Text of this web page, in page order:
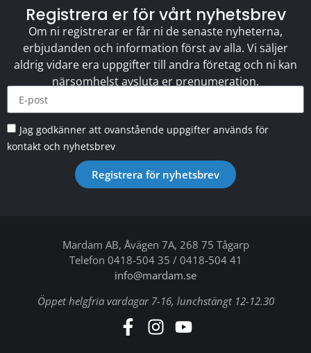
Registrera er för vårt nyhetsbrev
Om ni registrerar er får ni de senaste nyheterna,
erbjudanden och information först av alla. Vi säljer
aldrig vidare era uppgifter till andra företag och ni kan
närsomhelst avsluta er prenumeration.
Jag godkänner att ovanstående uppgifter används för
kontakt och nyhetsbrev
Registrera för nyhetsbrev
Mardam AB, Åvägen 7A, 268 75 Tågarp
Telefon 0418-504 35 / 0418-504 41
info@mardam.se
Öppet helgfria vardagar 7-16, lunchstängt 12-12.30